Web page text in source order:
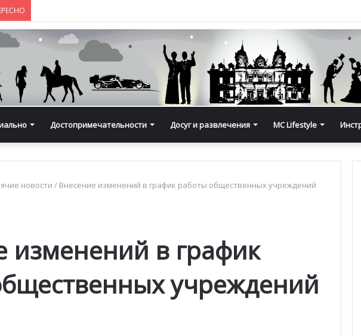
Достопримечательности Досуг и развлечения MC Lifestyle
новости / Внесение изменений в график работы общественных учреждений
изменений в график
учреждений